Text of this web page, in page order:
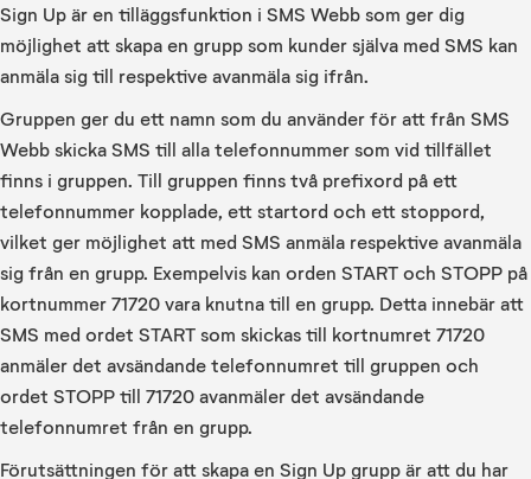
Sign Up är en tilläggsfunktion i SMS Webb som ger dig
möjlighet att skapa en grupp som kunder själva med SMS kan
anmäla sig till respektive avanmäla sig ifrån.
Gruppen ger du ett namn som du använder för att från SMS
Webb skicka SMS till alla telefonnummer som vid tillfället
finns i gruppen. Till gruppen finns två prefixord på ett
telefonnummer kopplade, ett startord och ett stoppord,
vilket ger möjlighet att med SMS anmäla respektive avanmäla
sig från en grupp. Exempelvis kan orden START och STOPP på
kortnummer 71720 vara knutna till en grupp. Detta innebär att
SMS med ordet START som skickas till kortnumret 71720
anmäler det avsändande telefonnumret till gruppen och
ordet STOPP till 71720 avanmäler det avsändande
telefonnumret från en grupp.
Förutsättningen för att skapa en Sign Up grupp är att du har